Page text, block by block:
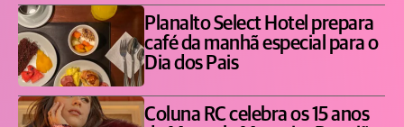
Planalto Select Hotel prepara
café da manhã especial para o
Dia dos Pais
Coluna RC celebra os 15 anos